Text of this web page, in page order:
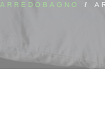
ARREDOBAGNO /